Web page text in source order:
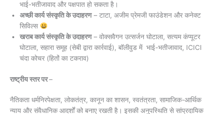
भाई-भतीजावाद और पक्षपात हो सकता है।
अच्छी कार्य संस्कृति के उदाहरण– टाटा, अजीम प्रेमजी फाउंडेशन और कनेक्ट
सिविल्स
खराब कार्य संस्कृति के उदाहरण– वोक्सवैगन उत्सर्जन घोटाला, सत्यम कंप्यूटर
घोटाला, सहारा समूह (सेबी द्वारा कार्रवाई), बॉलीवुड में भाई-भतीजावाद, ICICI
चंदा कोचर (हितों का टकराव)
राष्ट्रीय स्तर पर–
नैतिकता धर्मनिरपेक्षता, लोकतंत्र, कानून का शासन, स्वतंत्रता, सामाजिक-आर्थिक
न्याय और संवैधानिक आदर्शों को बनाए रखती है। इसकी अनुपस्थिति से सांप्रदायिक